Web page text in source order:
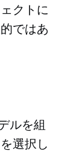
クトに
ではあ
ルを組
選択し